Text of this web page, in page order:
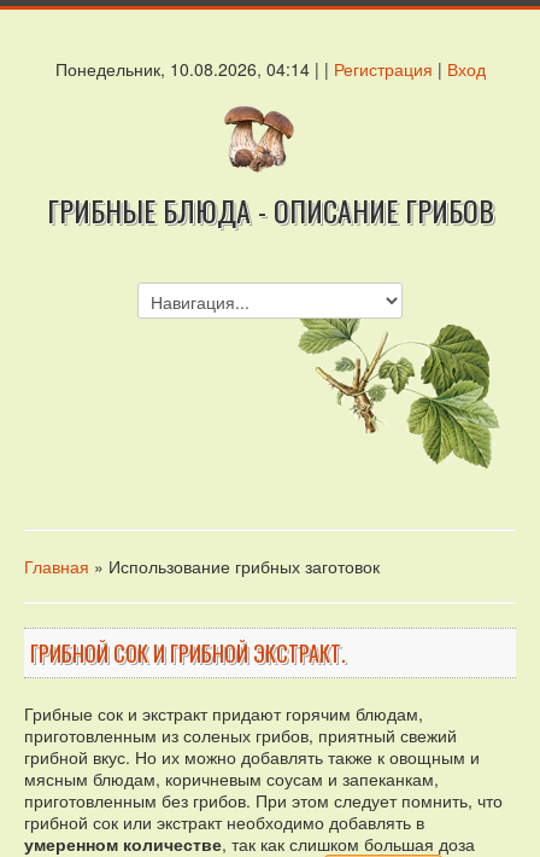
Понедельник, 10.08.2026, 04:14 | | Регистрация | Вход
ГРИБНЫЕ БЛЮДА - ОПИСАНИЕ ГРИБОВ
Главная » Использование грибных заготовок
ГРИБНОЙ СОК И ГРИБНОЙ ЭКСТРАКТ.
Грибные сок и экстракт придают горячим блюдам,
приготовленным из соленых грибов, приятный свежий
грибной вкус. Но их можно добавлять также к овощным и
мясным блюдам, коричневым соусам и запеканкам,
приготовленным без грибов. При этом следует помнить, что
грибной сок или экстракт необходимо добавлять в
умеренном количестве, так как слишком большая доза